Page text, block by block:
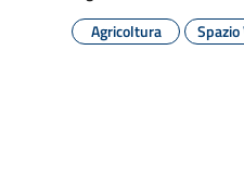
Agricoltura